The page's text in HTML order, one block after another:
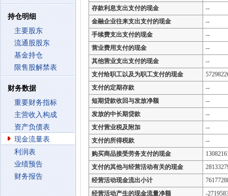
持仓明细
主要股东
流通股股东
基金持仓
限售股解禁表
财务数据
重要财务指标
主营收入构成
资产负债表
现金流量表
利润表
业绩预告
财务报告
存款利息支出支付的现金
--
金融企业往来支出支付的现金
--
手续费支出支付的现金
--
营业费用支付的现金
--
其他营业支出支付的现金
--
支付给职工以及为职工支付的现金
支付的定期存款
--
短期贷款收回与发放净额
--
发放的中长期贷款
--
支付营业税及附加
--
支付的所得税款
--
购买商品接受劳务支付的现金
支付的其他与经营活动有关的现金
经营活动现金流出小计
经营活动产生的现金流量净额
-